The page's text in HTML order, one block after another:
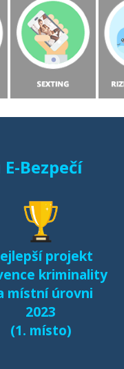
Bezpečí
projekt
kriminality
místní úrovni
2023
(1. místo)